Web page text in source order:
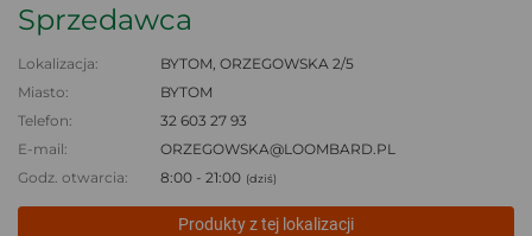
Sprzedawca
Lokalizacja:
BYTOM, ORZEGOWSKA 2/5
Miasto:
BYTOM
Telefon:
32 603 27 93
E-mail:
ORZEGOWSKA@LOOMBARD.PL
Godz. otwarcia:
8:00 - 21:00 (dziś)
Produkty z tej lokalizacji